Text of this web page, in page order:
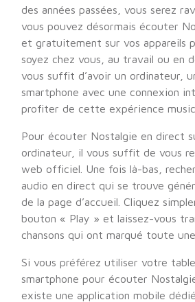
des années passées, vous serez
vous pouvez désormais écouter
et gratuitement sur vos appareils
soyez chez vous, au travail ou en
vous suffit d’avoir un ordinateur,
smartphone avec une connexion
profiter de cette expérience
Pour écouter Nostalgie en direct
ordinateur, il vous suffit de vous
web officiel. Une fois là-bas,
audio en direct qui se trouve
de la page d’accueil. Cliquez
bouton « Play » et laissez-vous
chansons qui ont marqué toute
Si vous préférez utiliser votre
smartphone pour écouter
existe une application mobile